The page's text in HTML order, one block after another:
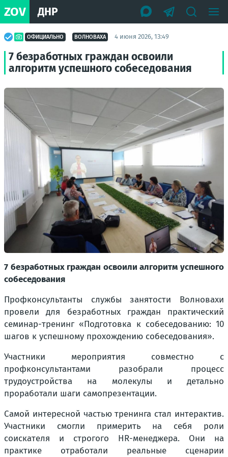
ZOV ДНР
ОФИЦИАЛЬНО ВОЛНОВАХА 4 июня 2026, 13:49
7 безработных граждан освоили
алгоритм успешного собеседования
7 безработных граждан освоили алгоритм успешного
собеседования
Профконсультанты службы занятости Волновахи
провели для безработных граждан практический
семинар-тренинг «Подготовка к собеседованию: 10
шагов к успешному прохождению собеседования».
Участники мероприятия совместно с
профконсультантами разобрали процесс
трудоустройства на молекулы и детально
проработали шаги самопрезентации.
Самой интересной частью тренинга стал интерактив.
Участники смогли примерить на себя роли
соискателя и строгого HR-менеджера. Они на
практике отработали реальные сценарии